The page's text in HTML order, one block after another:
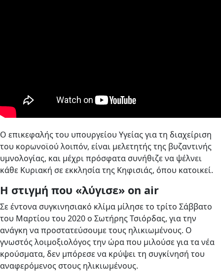
Ο επικεφαλής του υπουργείου Υγείας για τη διαχείριση
του κορωνοϊού λοιπόν, είναι μελετητής της βυζαντινής
υμνολογίας, και μέχρι πρόσφατα συνήθιζε να ψέλνει
κάθε Κυριακή σε εκκλησία της Κηφισιάς, όπου κατοικεί.
Η στιγμή που «λύγισε» on air
Σε έντονα συγκινησιακό κλίμα μίλησε το τρίτο Σάββατο
του Μαρτίου του 2020 ο Σωτήρης Τσιόρδας, για την
ανάγκη να προστατεύσουμε τους ηλικιωμένους. Ο
γνωστός λοιμοξιολόγος την ώρα που μιλούσε για τα νέα
κρούσματα, δεν μπόρεσε να κρύψει τη συγκίνησή του
αναφερόμενος στους ηλικιωμένους.